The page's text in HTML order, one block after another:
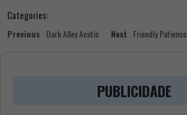
Categories:
Navegação
Previous
Previous
Dark Alley Acotic Next
Next
Friendly Patience
PUBLICIDADE